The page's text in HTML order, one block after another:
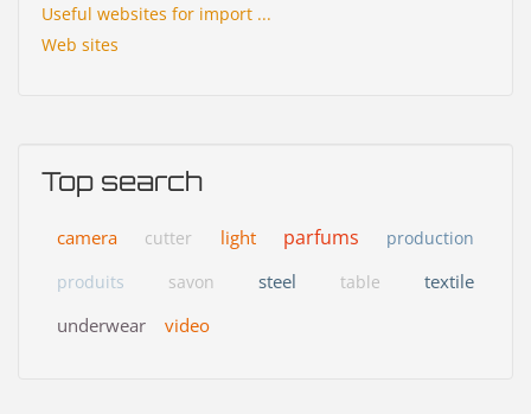
Useful websites for import ...
Web sites
Top search
camera cutter light parfums
production
produits
savon steel table
textile
underwear
video